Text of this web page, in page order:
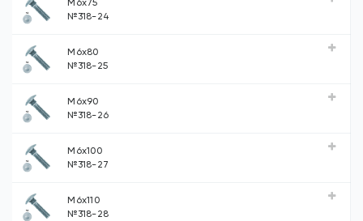
М6х75
№318-24
М6х80
№318-25
М6х90
№318-26
М6х100
№318-27
М6х110
№318-28